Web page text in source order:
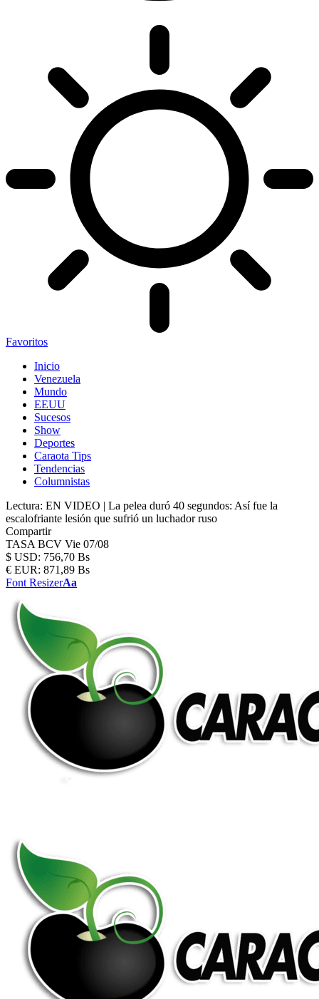
Favoritos
Inicio
Venezuela
Mundo
EEUU
Sucesos
Show
Deportes
Caraota Tips
Tendencias
Columnistas
Lectura: EN VIDEO | La pelea duró 40 segundos: Así fue la
escalofriante lesión que sufrió un luchador ruso
Compartir
TASA BCV Vie 07/08
$ USD: 756,70 Bs
€ EUR: 871,89 Bs
Font ResizerAa